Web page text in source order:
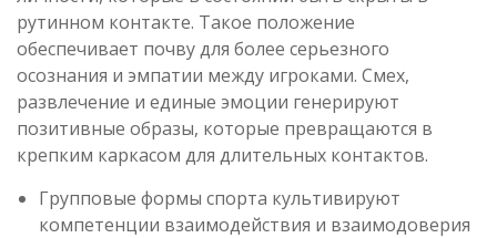
рутинном контакте. Такое положение
обеспечивает почву для более серьезного
осознания и эмпатии между игроками. Смех,
развлечение и единые эмоции генерируют
позитивные образы, которые превращаются в
крепким каркасом для длительных контактов.
Групповые формы спорта культивируют
компетенции взаимодействия и взаимодоверия